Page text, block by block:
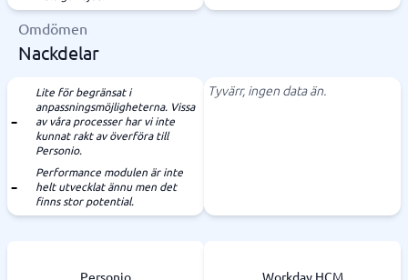
Omdömen
Nackdelar
Lite för begränsat i
anpassningsmöjligheterna. Vissa
av våra processer har vi inte
kunnat rakt av överföra till
Personio.
Performance modulen är inte
helt utvecklat ännu men det
finns stor potential.
Tyvärr, ingen data än.
Personio Workday HCM